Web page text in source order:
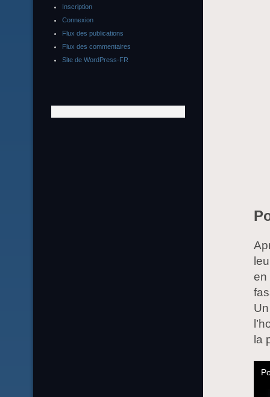
en
la
Inscription
Connexion
Flux des publications
Flux des commentaires
Site de WordPress-FR